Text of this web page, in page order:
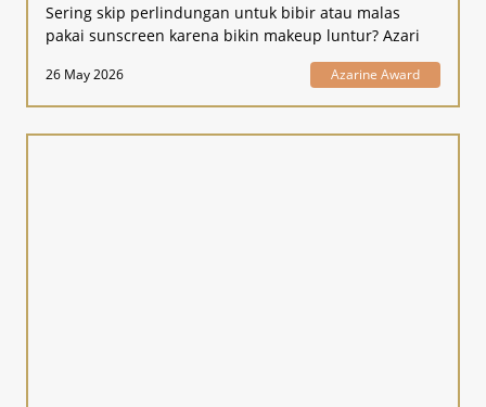
Sering skip perlindungan untuk bibir atau malas
pakai sunscreen karena bikin makeup luntur? Azari
26 May 2026 Azarine Award